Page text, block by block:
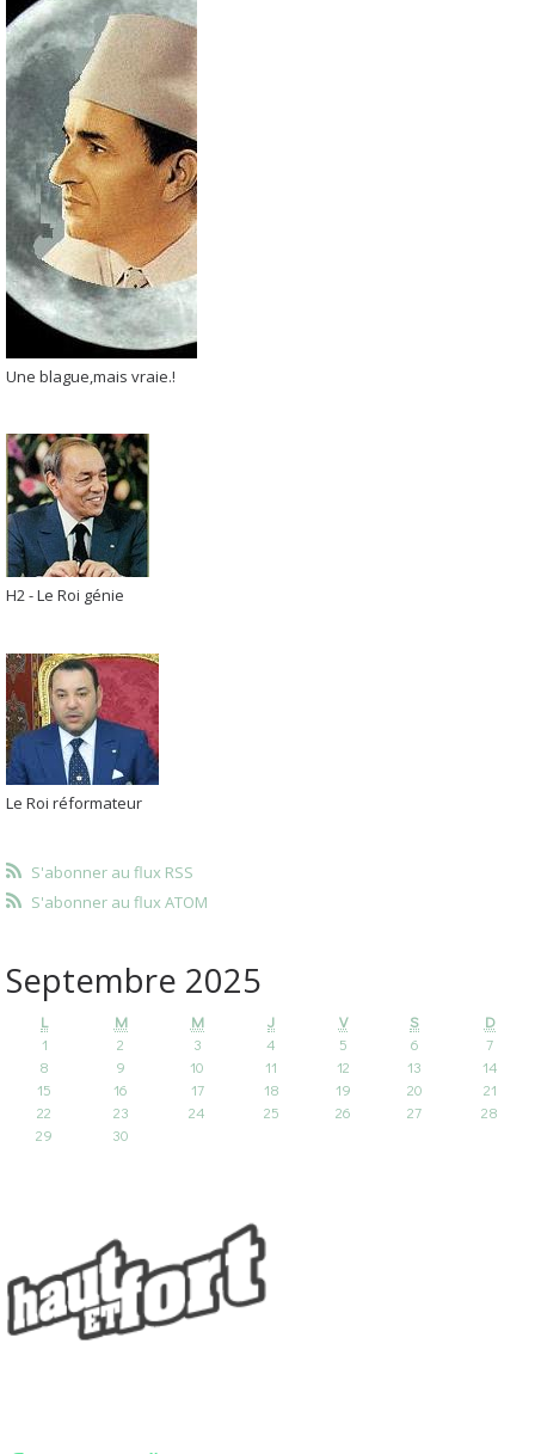
Une blague,mais vraie.!
H2 - Le Roi génie
Le Roi réformateur
S'abonner au flux RSS
S'abonner au flux ATOM
Septembre 2025
L M M J V S
D
1
2 3 4 5 6
7
8
9 10 11 12 13
14
15
16 17 18 19 20
21
22
23 24 25 26 27
28
29
30